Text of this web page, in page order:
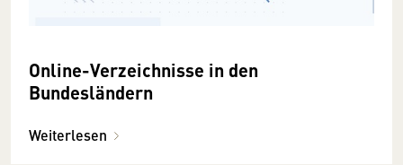
Online-Verzeichnisse in den
Bundesländern
Weiterlesen